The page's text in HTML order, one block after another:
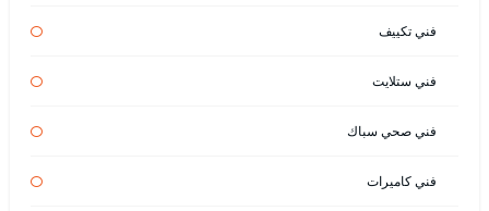
فني تكييف
فني ستلايت
فني صحي سباك
فني كاميرات